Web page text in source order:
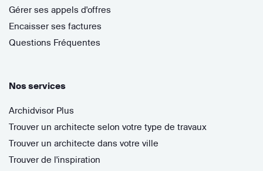
Gérer ses appels d'offres
Encaisser ses factures
Questions Fréquentes
Nos services
Archidvisor Plus
Trouver un architecte selon votre type de travaux
Trouver un architecte dans votre ville
Trouver de l'inspiration